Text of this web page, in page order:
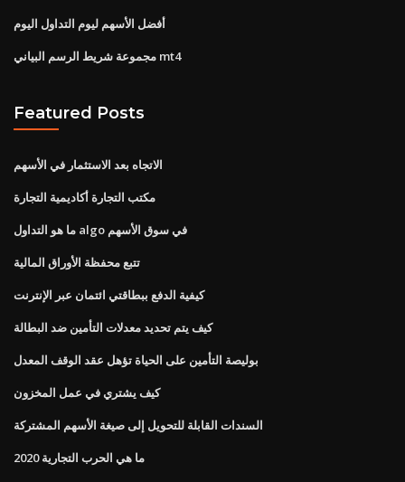
أفضل الأسهم ليوم التداول اليوم
مجموعة شريط الرسم البياني mt4
Featured Posts
الاتجاه بعد الاستثمار في الأسهم
مكتب التجارة أكاديمية التجارة
ما هو التداول algo في سوق الأسهم
تتبع محفظة الأوراق المالية
كيفية الدفع ببطاقتي ائتمان عبر الإنترنت
كيف يتم تحديد معدلات التأمين ضد البطالة
بوليصة التأمين على الحياة تؤهل عقد الوقف المعدل
كيف يشتري في عمل المخزون
السندات القابلة للتحويل إلى صيغة الأسهم المشتركة
ما هي الحرب التجارية 2020